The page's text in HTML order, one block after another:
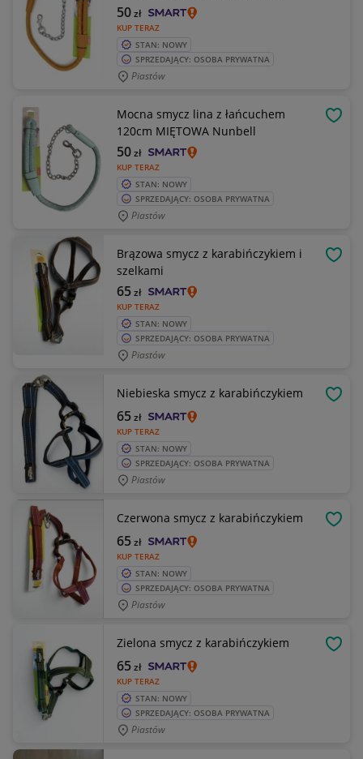
KUP TERAZ
50zł
STAN: NOWY
SPRZEDAJĄCY: OSOBA PRYWATNA
Piastów
Mocna smycz lina z łańcuchem
120cm MIĘTOWA Nunbell
KUP TERAZ
50zł
STAN: NOWY
SPRZEDAJĄCY: OSOBA PRYWATNA
Piastów
Brązowa smycz z karabińczykiem i
szelkami
KUP TERAZ
65zł
STAN: NOWY
SPRZEDAJĄCY: OSOBA PRYWATNA
Piastów
Niebieska smycz z karabińczykiem
KUP TERAZ
65zł
STAN: NOWY
SPRZEDAJĄCY: OSOBA PRYWATNA
Piastów
Czerwona smycz z karabińczykiem
KUP TERAZ
65zł
STAN: NOWY
SPRZEDAJĄCY: OSOBA PRYWATNA
Piastów
Zielona smycz z karabińczykiem
KUP TERAZ
65zł
STAN: NOWY
SPRZEDAJĄCY: OSOBA PRYWATNA
Piastów